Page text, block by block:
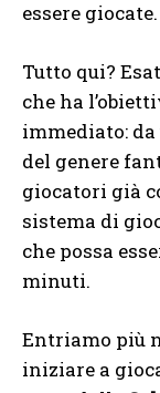
essere giocate.
Tutto qui?
che ha
immediato:
del genere
giocatori già
sistema di
che possa
minuti.
Entriamo più
iniziare a